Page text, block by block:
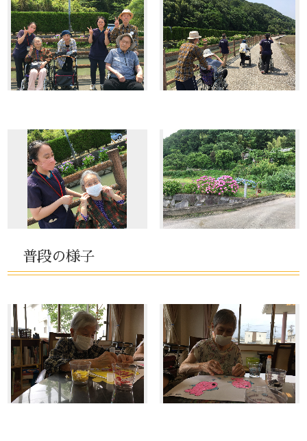
廿日市令和の杜 広島・安佐物語
La・Vita安佐物語
岡山県
NICONICO保育園
すべて
普段の様子